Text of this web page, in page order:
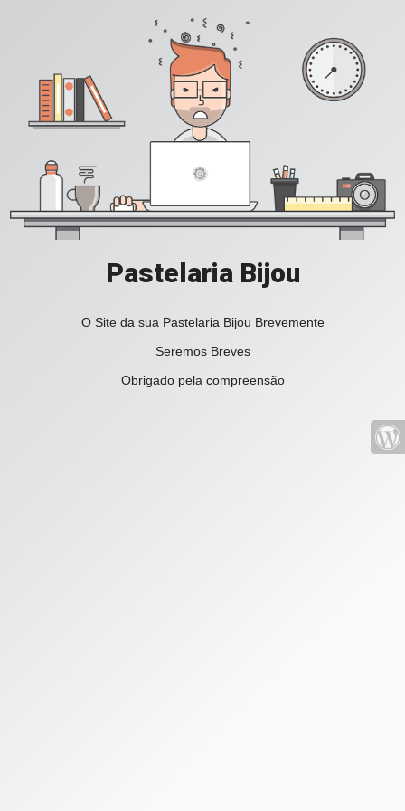
Pastelaria Bijou
O Site da sua Pastelaria Bijou Brevemente
Seremos Breves
Obrigado pela compreensão